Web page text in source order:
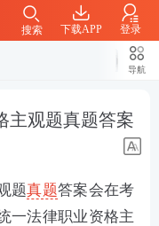
下载APP 登录
搜索
导航
主观题真题答案
题真题答案会在考
一法律职业资格主